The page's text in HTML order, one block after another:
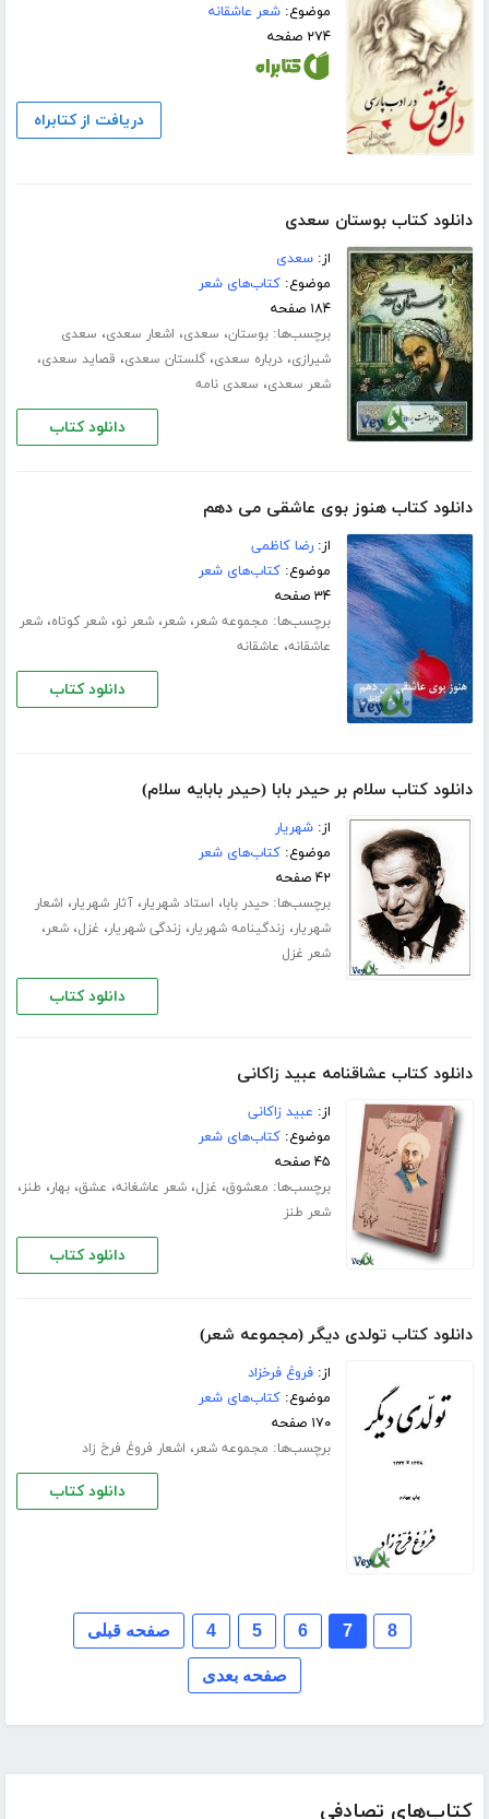
کتاب‌های تصادفی
موضوع:شعر عاشقانه
۲۷۴ صفحه
دریافت از کتابراه
دانلود کتاب بوستان سعدی
از:سعدی
موضوع:کتاب‌های شعر
۱۸۴ صفحه
برچسب‌ها:بوستان، سعدی، اشعار سعدی، سعدی
شیرازی،درباره سعدی،گلستان سعدی، قصاید سعدی،
شعر سعدی، سعدی نامه
دانلود کتاب
دانلود کتاب هنوز بوی عاشقی می دهم
از:رضا کاظمی
موضوع:کتاب‌های شعر
۳۴ صفحه
برچسب‌ها: مجموعه شعر،شعر،شعر نو،شعر کوتاه،شعر
عاشقانه، عاشقانه
دانلود کتاب
دانلود کتاب سلام بر حیدر بابا (حیدر بابایه سلام)
از:شهریار
موضوع:کتاب‌های شعر
۴۲ صفحه
برچسب‌ها:حیدر بابا، استاد شهریار،آثار شهریار، اشعار
شهریار، زندگینامه شهریار، زندگی شهریار، غزل،شعر،
شعر غزل
دانلود کتاب
دانلود کتاب عشاقنامه عبید زاکانی
از: عبید زاکانی
موضوع:کتاب‌های شعر
۴۵ صفحه
برچسب‌ها: معشوق، غزل،شعر عاشغانه، عشق،بهار، طنز،
شعر طنز
دانلود کتاب
دانلود کتاب تولدی دیگر (مجموعه شعر)
از:فروغ فرخزاد
موضوع:کتاب‌های شعر
۱۷۰ صفحه
برچسب‌ها: مجموعه شعر، اشعار فروغ فرخ زاد
دانلود کتاب
صفحه قبلی 4 5 6 7 8
صفحه بعدی